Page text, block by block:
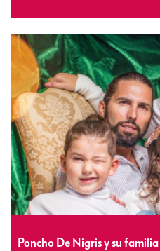
Poncho De Nigris y su